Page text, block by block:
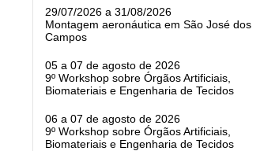
29/07/2026 a 31/08/2026
Montagem aeronáutica em São José dos
Campos
05 a 07 de agosto de 2026
9º Workshop sobre Órgãos Artificiais,
Biomateriais e Engenharia de Tecidos
06 a 07 de agosto de 2026
9º Workshop sobre Órgãos Artificiais,
Biomateriais e Engenharia de Tecidos